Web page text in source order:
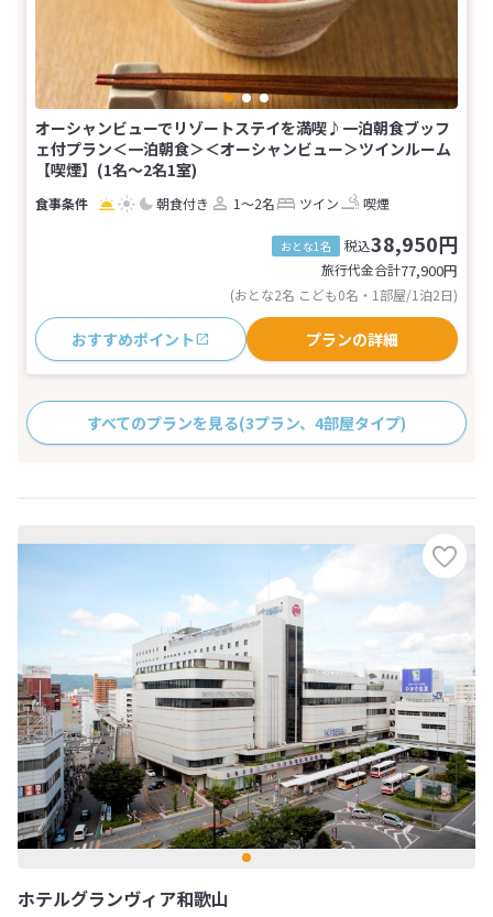
オーシャンビューでリゾートステイを満喫♪一泊朝食ブッフ
ェ付プラン＜一泊朝食＞＜オーシャンビュー＞ツインルーム
【喫煙】(1名～2名1室)
朝食付き 1～2名 ツイン 喫煙
おとな1名 税込38,950円
旅行代金合計77,900円
(おとな2名 こども0名・1部屋/1泊2日)
おすすめポイント プランの詳細
すべてのプランを見る(3プラン、4部屋タイプ)
ホテルグランヴィア和歌山